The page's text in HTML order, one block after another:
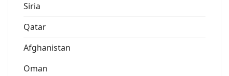
Siria
Qatar
Afghanistan
Oman